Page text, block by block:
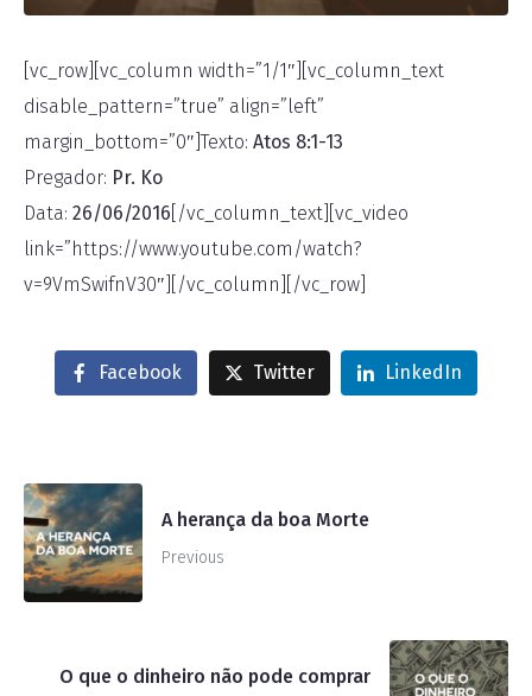
[vc_row][vc_column width=”1/1″][vc_column_text
disable_pattern=”true” align=”left”
margin_bottom=”0″]Texto: Atos 8:1-13
Pregador: Pr. Ko
Data: 26/06/2016 [/vc_column_text][vc_video
link=”https://www.youtube.com/watch?
v=9VmSwifnV30″][/vc_column][/vc_row]
Facebook Twitter LinkedIn
A herança da boa Morte
Previous
O que o dinheiro não pode comprar